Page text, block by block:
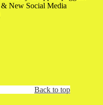
New Social Media
Back to top